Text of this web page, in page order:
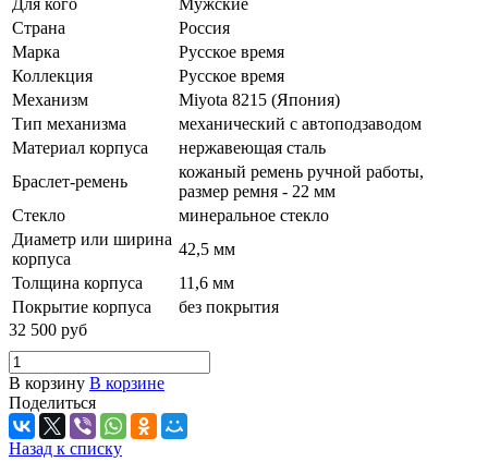
Страна
Россия
Марка
Русское время
Коллекция
Русское время
Механизм
Miyota 8215 (Япония)
Тип механизма
механический с автоподзаводом
Материал корпуса
нержавеющая сталь
Браслет-ремень
кожаный ремень ручной работы,
размер ремня - 22 мм
Стекло
минеральное стекло
Диаметр или ширина
корпуса
42,5 мм
Толщина корпуса
11,6 мм
Покрытие корпуса
без покрытия
32 500 руб
В корзину В корзине
Поделиться
Назад к списку